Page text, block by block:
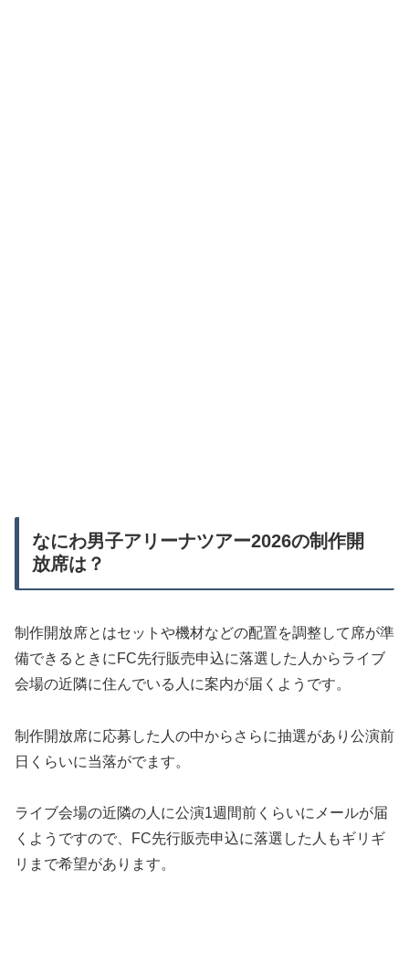
なにわ男子アリーナツアー2026の制作開
放席は？
制作開放席とはセットや機材などの配置を調整して席が準
備できるときにFC先行販売申込に落選した人からライブ
会場の近隣に住んでいる人に案内が届くようです。
制作開放席に応募した人の中からさらに抽選があり公演前
日くらいに当落がでます。
ライブ会場の近隣の人に公演1週間前くらいにメールが届
くようですので、FC先行販売申込に落選した人もギリギ
リまで希望があります。